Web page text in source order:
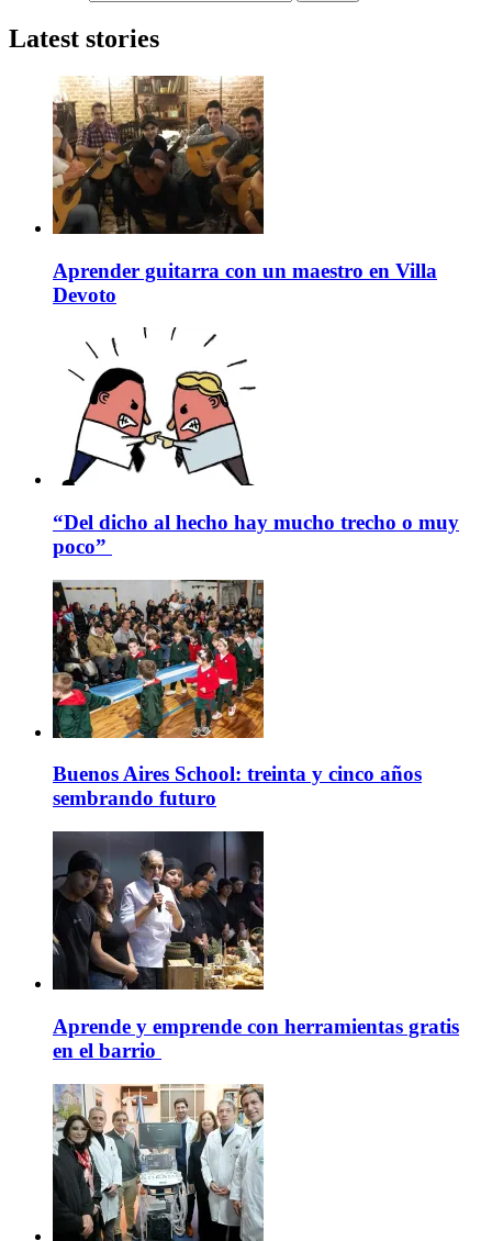
Latest stories
Aprender guitarra con un maestro en Villa
Devoto
“Del dicho al hecho hay mucho trecho o muy
poco”
Buenos Aires School: treinta y cinco años
sembrando futuro
Aprende y emprende con herramientas gratis
en el barrio